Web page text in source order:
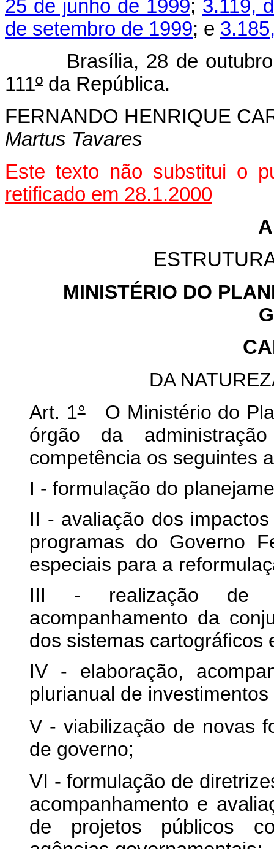
25 de junho de 1999; 3.119,
de setembro de 1999; e
Brasília, 28 de outubro
111º da República.
FERNANDO HENRIQUE
Martus Tavares
Este texto não substitui o
retificado em 28.1.2000
MINISTÉRIO DO
DA
Art. 1°O Ministério do
órgão da
competência os seguintes
I - formulação do
II - avaliação dos
programas do Governo
especiais para a
III - realização de
acompanhamento da
dos sistemas cartográficos
IV - elaboração,
plurianual de
V - viabilização de novas
de governo;
VI - formulação de
acompanhamento e
de projetos públicos